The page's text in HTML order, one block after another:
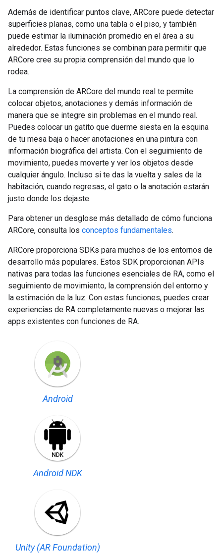
Además de identificar puntos clave, ARCore puede detectar
superficies planas, como una tabla o el piso, y también
puede estimar la iluminación promedio en el área a su
alrededor. Estas funciones se combinan para permitir que
ARCore cree su propia comprensión del mundo que lo
rodea.
La comprensión de ARCore del mundo real te permite
colocar objetos, anotaciones y demás información de
manera que se integre sin problemas en el mundo real.
Puedes colocar un gatito que duerme siesta en la esquina
de tu mesa baja o hacer anotaciones en una pintura con
información biográfica del artista. Con el seguimiento de
movimiento, puedes moverte y ver los objetos desde
cualquier ángulo. Incluso si te das la vuelta y sales de la
habitación, cuando regresas, el gato o la anotación estarán
justo donde los dejaste.
Para obtener un desglose más detallado de cómo funciona
ARCore, consulta los conceptos fundamentales.
ARCore proporciona SDKs para muchos de los entornos de
desarrollo más populares. Estos SDK proporcionan APIs
nativas para todas las funciones esenciales de RA, como el
seguimiento de movimiento, la comprensión del entorno y
la estimación de la luz. Con estas funciones, puedes crear
experiencias de RA completamente nuevas o mejorar las
apps existentes con funciones de RA.
Android
Android NDK
Unity (AR Foundation)